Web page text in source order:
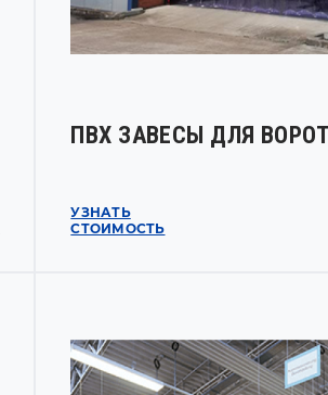
ПВХ ЗАВЕСЫ ДЛЯ ВОРОТ
УЗНАТЬ
СТОИМОСТЬ